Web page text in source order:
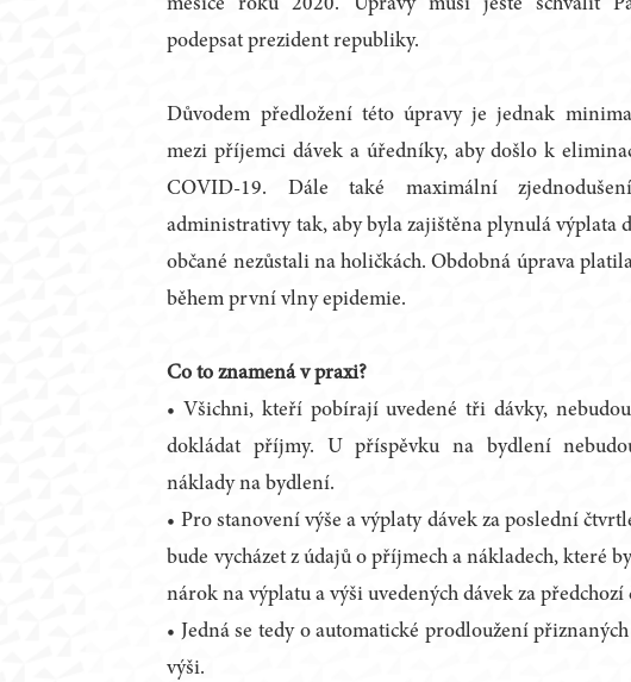
měsíce roku 2020. Úpravy musí ještě schválit
podepsat prezident republiky.
Důvodem předložení této úpravy je jednak
mezi příjemci dávek a úředníky, aby došlo k
COVID-19. Dále také maximální
administrativy tak, aby byla zajištěna plynulá výplata
občané nezůstali na holičkách. Obdobná úprava
během první vlny epidemie.
Co to znamená v praxi?
• Všichni, kteří pobírají uvedené tři dávky,
dokládat příjmy. U příspěvku na bydlení
náklady na bydlení.
• Pro stanovení výše a výplaty dávek za poslední
bude vycházet z údajů o příjmech a nákladech, které
nárok na výplatu a výši uvedených dávek za
• Jedná se tedy o automatické prodloužení
výši.